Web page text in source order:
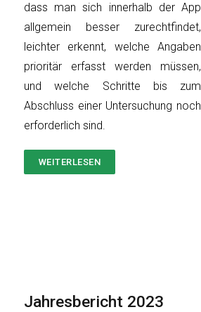
dass man sich innerhalb der App
allgemein besser zurechtfindet,
leichter erkennt, welche Angaben
prioritär erfasst werden müssen,
und welche Schritte bis zum
Abschluss einer Untersuchung noch
erforderlich sind.
WEITERLESEN
GROSSES
Jahresbericht 2023